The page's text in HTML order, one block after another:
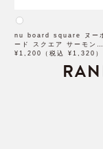
nu board square ヌー
ード スクエア サーモンピ
ンク 欧文印刷
¥1,200（税込 ¥1,320）